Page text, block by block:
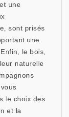
une
sont prisés
une
le bois,
naturelle
le choix des
et la